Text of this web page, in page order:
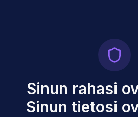
Sinun rahasi
Sinun tietosi